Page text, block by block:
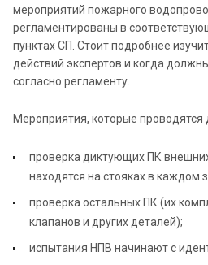
мероприятий пожарного
регламентированы в
пунктах СП. Стоит подробнее
действий экспертов и когда
согласно регламенту.
Мероприятия, которые проводятся
проверка диктующих ПК
находятся на стояках в каждом
проверка остальных ПК (их
клапанов и других деталей);
испытания НПВ начинают с